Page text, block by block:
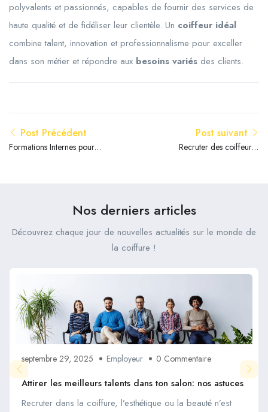
polyvalents et passionnés, capables de fournir des services de
haute qualité et de fidéliser leur clientèle. Un coiffeur idéal
combine talent, innovation et professionnalisme pour exceller
dans son métier et répondre aux besoins variés des clients.
Post Précédent
Formations Internes pour
Post suivant
Recruter des coiffeurs :
Nos derniers articles
Découvrez chaque jour de nouvelles actualités sur le monde de
la coiffure !
septembre 29, 2025 Employeur 0 Commentaire
Attirer les meilleurs talents dans ton salon: nos astuces
Recruter dans la coiffure, l’esthétique ou la beauté n’est